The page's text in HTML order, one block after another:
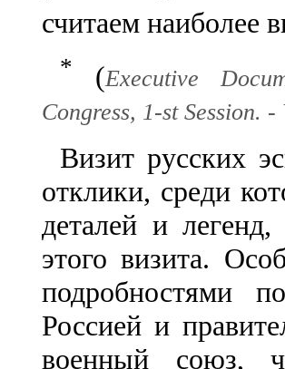
считаем наиболее
* (Executive
Congress, 1-st Session.
Визит русских
отклики, среди
деталей и
этого визита.
подробностями
Россией и
военный союз,